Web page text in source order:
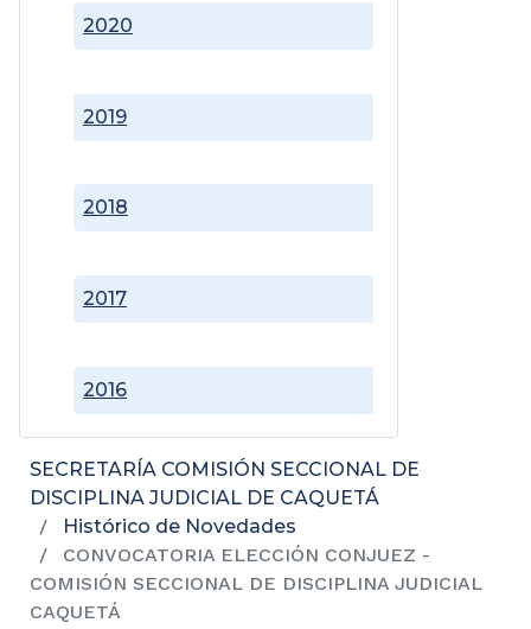
2016
2017
2018
2019
2020
SECRETARÍA COMISIÓN SECCIONAL DE
DISCIPLINA JUDICIAL DE CAQUETÁ
Histórico de Novedades
CONVOCATORIA ELECCIÓN CONJUEZ -
COMISIÓN SECCIONAL DE DISCIPLINA JUDICIAL
CAQUETÁ